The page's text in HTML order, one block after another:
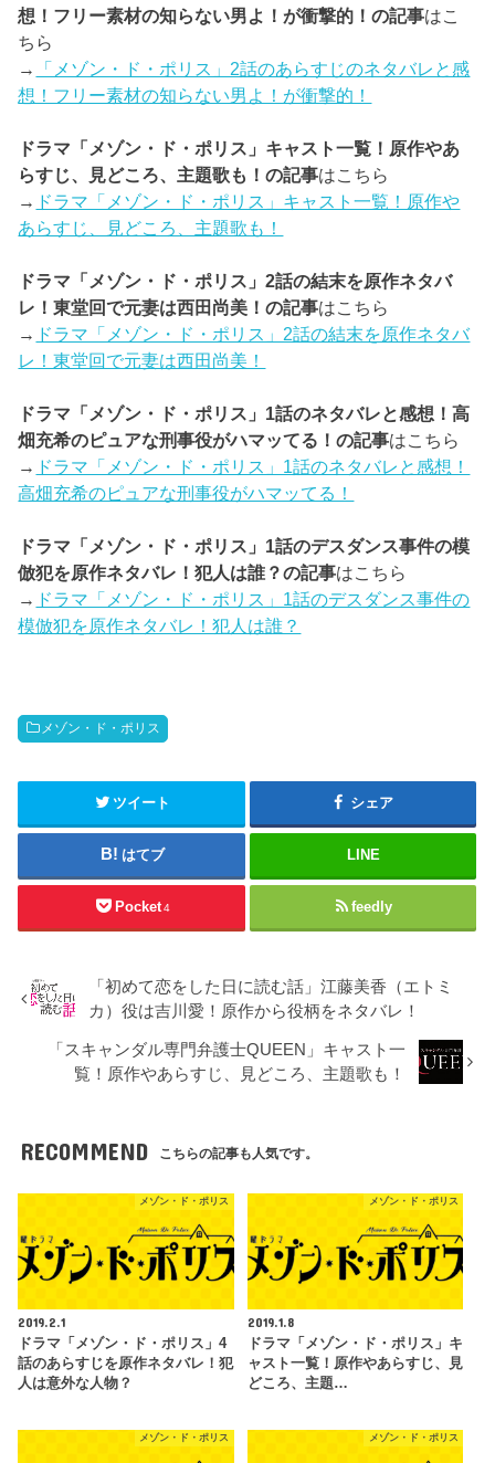
想！フリー素材の知らない男よ！が衝撃的！の記事はこ
ちら
→
「メゾン・ド・ポリス」2話のあらすじのネタバレと感
想！フリー素材の知らない男よ！が衝撃的！
ドラマ「メゾン・ド・ポリス」キャスト一覧！原作やあ
らすじ、見どころ、主題歌も！の記事はこちら
→ ドラマ「メゾン・ド・ポリス」キャスト一覧！原作や
あらすじ、見どころ、主題歌も！
ドラマ「メゾン・ド・ポリス」2話の結末を原作ネタバ
レ！東堂回で元妻は西田尚美！の記事はこちら
→ ドラマ「メゾン・ド・ポリス」2話の結末を原作ネタバ
レ！東堂回で元妻は西田尚美！
ドラマ「メゾン・ド・ポリス」1話のネタバレと感想！高
畑充希のピュアな刑事役がハマッてる！の記事はこちら
→ ドラマ「メゾン・ド・ポリス」1話のネタバレと感想！
高畑充希のピュアな刑事役がハマッてる！
ドラマ「メゾン・ド・ポリス」1話のデスダンス事件の模
倣犯を原作ネタバレ！犯人は誰？の記事はこちら
→ ドラマ「メゾン・ド・ポリス」1話のデスダンス事件の
模倣犯を原作ネタバレ！犯人は誰？
メゾン・ド・ポリス
ツイート シェア
はてブ LINE
Pocket4 feedly
「初めて恋をした日に読む話」江藤美香（エトミ
カ）役は吉川愛！原作から役柄をネタバレ！
「スキャンダル専門弁護士QUEEN」キャスト一
覧！原作やあらすじ、見どころ、主題歌も！
RECOMMEND こちらの記事も人気です。
メゾン・ド・ポリス
2019.2.1
ドラマ「メゾン・ド・ポリス」4
話のあらすじを原作ネタバレ！犯
人は意外な人物？
メゾン・ド・ポリス
2019.1.8
ドラマ「メゾン・ド・ポリス」キ
ャスト一覧！原作やあらすじ、見
どころ、主題…
メゾン・ド・ポリス メゾン・ド・ポリス